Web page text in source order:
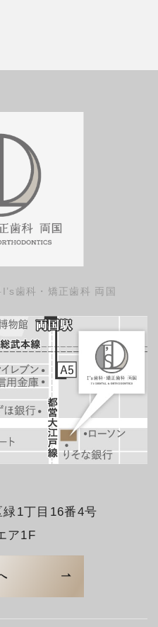
I’s歯科・矯正歯科 両国
1丁目16番4号
ア1F